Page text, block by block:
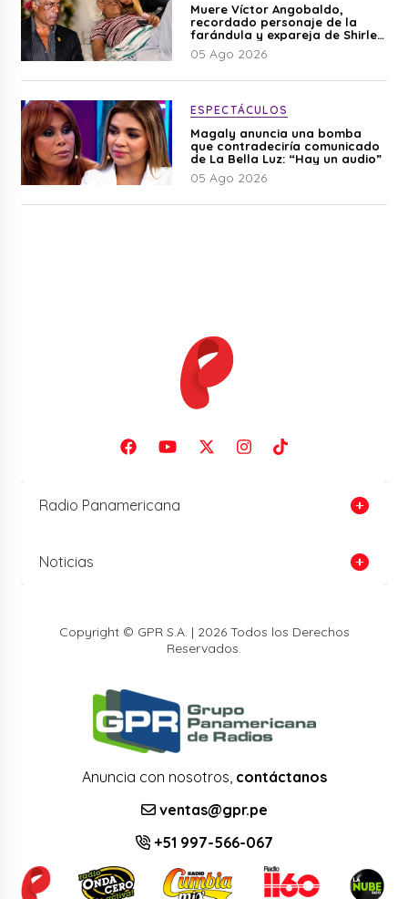
Muere Víctor Angobaldo,
recordado personaje de la
farándula y expareja de Shirley
Cherres
05 Ago 2026
ESPECTÁCULOS
Magaly anuncia una bomba
que contradeciría comunicado
de La Bella Luz: “Hay un audio”
05 Ago 2026
Radio Panamericana
Noticias
Copyright © GPR S.A. | 2026 Todos los Derechos
Reservados.
Anuncia con nosotros, contáctanos
ventas@gpr.pe
+51 997-566-067